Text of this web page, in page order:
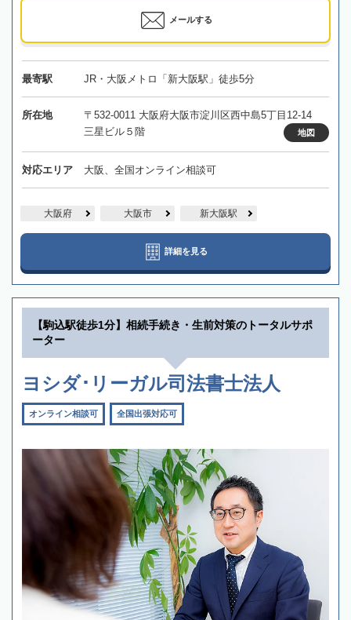
メールする
最寄駅 JR・大阪メトロ「新大阪駅」徒歩5分
所在地
〒532-0011 大阪府大阪市淀川区西中島5丁目12-14
三星ビル５階
地図
対応エリア 大阪、全国オンライン相談可
大阪府 大阪市 新大阪駅
詳細を見る
【駒込駅徒歩1分】相続手続き・生前対策のトータルサポ
ーター
ヨシダ･リーガル司法書士法人
オンライン相談可 全国出張対応可